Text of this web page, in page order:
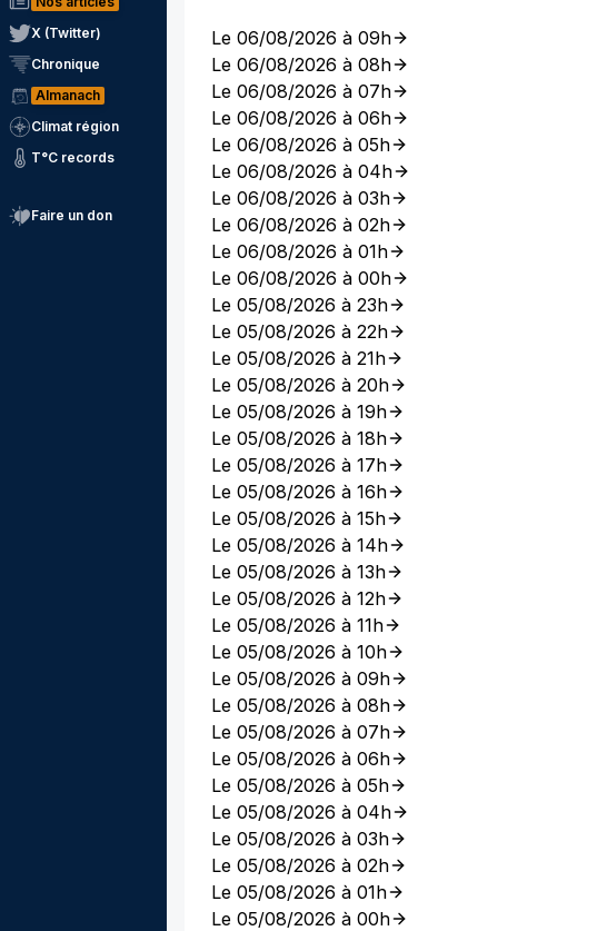
X (Twitter)
Chronique
Almanach
Climat région
T°C records
Faire un don
Le 06/08/2026 à 09h
Le 06/08/2026 à 08h
Le 06/08/2026 à 07h
Le 06/08/2026 à 06h
Le 06/08/2026 à 05h
Le 06/08/2026 à 04h
Le 06/08/2026 à 03h
Le 06/08/2026 à 02h
Le 06/08/2026 à 01h
Le 06/08/2026 à 00h
Le 05/08/2026 à 23h
Le 05/08/2026 à 22h
Le 05/08/2026 à 21h
Le 05/08/2026 à 20h
Le 05/08/2026 à 19h
Le 05/08/2026 à 18h
Le 05/08/2026 à 17h
Le 05/08/2026 à 16h
Le 05/08/2026 à 15h
Le 05/08/2026 à 14h
Le 05/08/2026 à 13h
Le 05/08/2026 à 12h
Le 05/08/2026 à 11h
Le 05/08/2026 à 10h
Le 05/08/2026 à 09h
Le 05/08/2026 à 08h
Le 05/08/2026 à 07h
Le 05/08/2026 à 06h
Le 05/08/2026 à 05h
Le 05/08/2026 à 04h
Le 05/08/2026 à 03h
Le 05/08/2026 à 02h
Le 05/08/2026 à 01h
Le 05/08/2026 à 00h